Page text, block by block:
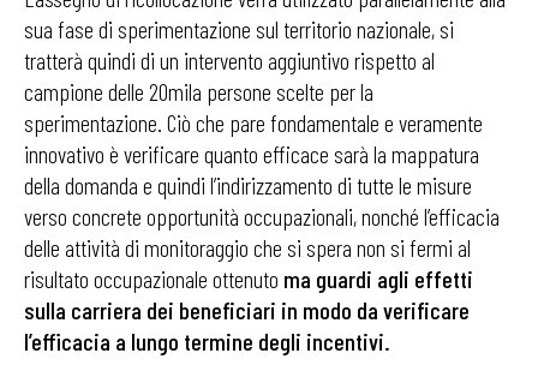
sua fase di sperimentazione sul territorio nazionale, si
tratterà quindi di un intervento aggiuntivo rispetto al
campione delle 20mila persone scelte per la
sperimentazione. Ciò che pare fondamentale e veramente
innovativo è verificare quanto efficace sarà la mappatura
della domanda e quindi l’indirizzamento di tutte le misure
verso concrete opportunità occupazionali, nonché l’efficacia
delle attività di monitoraggio che si spera non si fermi al
risultato occupazionale ottenuto ma guardi agli effetti
sulla carriera dei beneficiari in modo da verificare
l’efficacia a lungo termine degli incentivi.